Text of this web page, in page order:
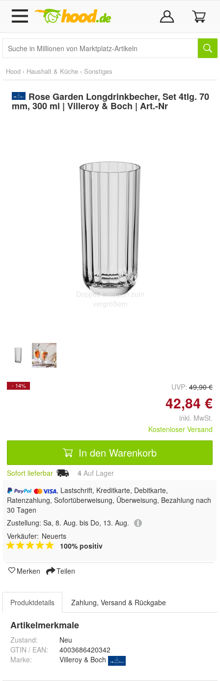
Hood › Haushalt & Küche › Sonstiges
Rose Garden Longdrinkbecher, Set 4tlg. 70
mm, 300 ml | Villeroy & Boch | Art.-Nr
Doppelt antippen zum
vergrößern
- 14% UVP: 49,90 €
42,84 €
inkl. MwSt.
Kostenloser Versand
In den Warenkorb
Sofort lieferbar 4 Auf Lager
, Lastschrift, Kreditkarte, Debitkarte,
Ratenzahlung, Sofortüberweisung, Überweisung, Bezahlung nach
30 Tagen
Zustellung: Sa, 8. Aug. bis Do, 13. Aug.
Verkäufer: Neuerts
100% positiv
Merken Teilen
Produktdetails Zahlung, Versand & Rückgabe
Artikelmerkmale
Zustand:
Neu
GTIN / EAN:
4003686420342
Marke:
Villeroy & Boch